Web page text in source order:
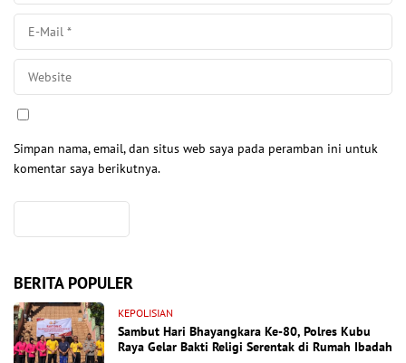
Simpan nama, email, dan situs web saya pada peramban ini untuk
komentar saya berikutnya.
BERITA POPULER
KEPOLISIAN
Sambut Hari Bhayangkara Ke-80, Polres Kubu
Raya Gelar Bakti Religi Serentak di Rumah Ibadah